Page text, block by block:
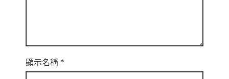
顯示名稱 *